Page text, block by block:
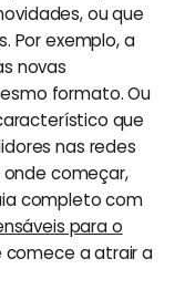
ou que
Por exemplo, a
novas
formato. Ou
que
nas redes
onde começar,
completo com
para o
comece a atrair a